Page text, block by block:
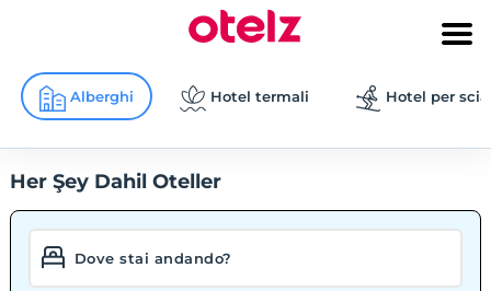
Alberghi Hotel termali Hotel per
Her Şey Dahil Oteller